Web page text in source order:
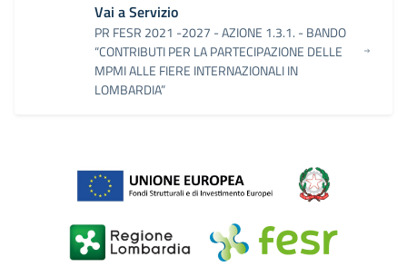
Vai a Servizio
PR FESR 2021 -2027 - AZIONE 1.3.1. - BANDO
“CONTRIBUTI PER LA PARTECIPAZIONE DELLE
MPMI ALLE FIERE INTERNAZIONALI IN
LOMBARDIA”